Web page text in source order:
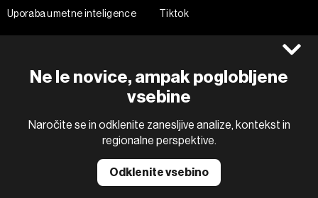
Ne le novice, ampak poglobljene
vsebine
Naročite se in odklenite zanesljive analize, kontekst in
regionalne perspektive.
Odklenite vsebino
Uporaba umetne inteligence
Tiktok
the BLOOMBERG logo are registered trademarks and service marks of
Bloomberg Finance L.P. or its subsidiaries, displayed with permission
Bloomberg Adria is a Mtel Swiss SA Property